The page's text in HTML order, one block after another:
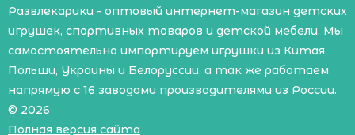
Развлекарики - оптовый интернет-магазин детских
игрушек, спортивных товаров и детской мебели. Мы
самостоятельно импортируем игрушки из Китая,
Польши, Украины и Белоруссии, а так же работаем
напрямую с 16 заводами производителями из России.
© 2026
Полная версия сайта